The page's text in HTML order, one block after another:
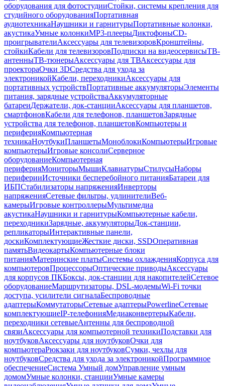
оборудования для фотостудииСтойки, системы крепления для
студийного оборудованияПортативная
аудиотехникаНаушники и гарнитурыПортативные колонки,
акустикаУмные колонкиMP3-плеерыДиктофоныCD-
проигрывателиАксессуары для телевизоровКронштейны,
стойкиКабели для телевизоровПодписки на видеосервисыТВ-
антенныТВ-тюнерыАксессуары для ТВАксессуары для
проектораОчки 3DСредства для ухода за
электроникойКабели, переходникиАксессуары для
портативных устройствПортативные аккумуляторыЭлементы
питания, зарядные устройстваАккумуляторные
батареиДержатели, док-станцииАксессуары для планшетов,
смартфоновКабели для телефонов, планшетовЗарядные
устройства для телефонов, планшетовКомпьютеры и
периферияКомпьютерная
техникаНоутбукиПланшетыМоноблокиКомпьютерыИгровые
компьютерыИгровые консолиСерверное
оборудованиеКомпьютерная
периферияМониторыМышиКлавиатурыСтилусыНаборы
периферииИсточники бесперебойного питанияБатареи для
ИБПСтабилизаторы напряженияИнверторы
напряженияСетевые фильтры, удлинителиВеб-
камерыИгровые контроллерыМультимедиа
акустикаНаушники и гарнитурыКомпьютерные кабели,
переходникиЗарядные, аккумуляторыДок-станции,
репликаторыИнтерактивные панели,
доскиКомплектующиеЖесткие диски, SSDОперативная
памятьВидеокартыКомпьютерные блоки
питанияМатеринские платыСистемы охлажденияКорпуса для
компьютеровПроцессорыОптические приводыАксессуары
для корпусов ПКБоксы, док-станции для накопителейСетевое
оборудованиеМаршрутизаторы, DSL-модемыWi-Fi точки
доступа, усилители сигналаБеспроводные
адаптерыКоммутаторыСетевые адаптерыPowerlineСетевые
комплектующиеIP-телефонияМедиаконвертерыКабели,
переходники сетевыеАнтенны для беспроводной
связиАксессуары для компьютерной техникиПодставки для
ноутбуковАксессуары для ноутбуковОчки для
компьютераРюкзаки для ноутбуковСумки, чехлы для
ноутбуковСредства для ухода за электроникойПрограммное
обеспечениеСистема Умный домУправление умным
домомУмные колонки, станцииУмные камеры